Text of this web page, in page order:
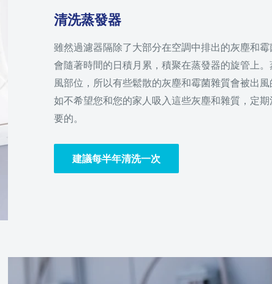
清洗蒸發器
雖然過濾器隔除了大部分在空調中排出的灰塵和
會隨著時間的日積月累，積聚在蒸發器的旋管上
風部位，所以有些鬆散的灰塵和霉菌雜質會被出風
如不希望您和您的家人吸入這些灰塵和雜質，定
要的。
建議每半年清洗一次